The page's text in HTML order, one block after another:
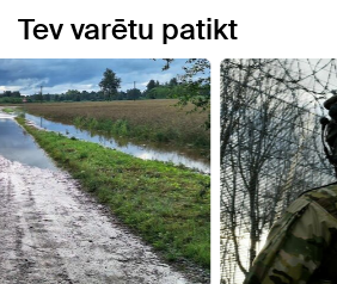
Tev varētu patikt